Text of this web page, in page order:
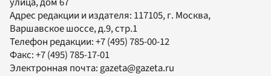
Адрес редакции и издателя: 117105, г. Москва,
Варшавское шоссе, д.9, стр.1
Телефон редакции:+7 (495) 785-00-12
Факс:+7 (495) 785-17-01
Электронная почта: gazeta@gazeta.ru